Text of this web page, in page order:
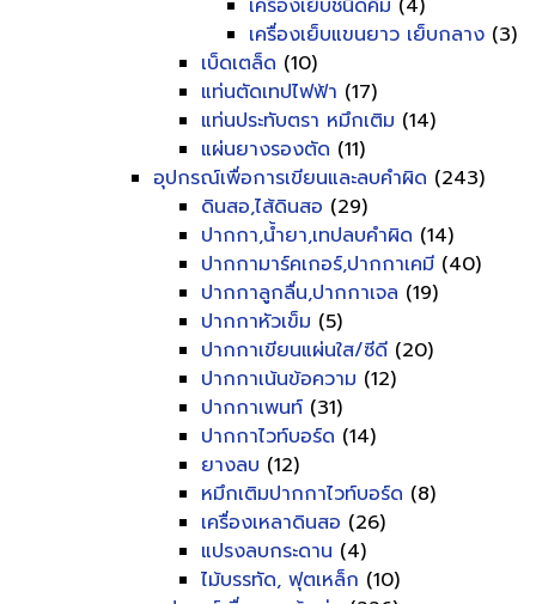
เครื่องเย็บชนิดคีม (4)
เครื่องเย็บแขนยาว เย็บกลาง (3)
เบ็ดเตล็ด (10)
แท่นตัดเทปไฟฟ้า (17)
แท่นประทับตรา หมึกเติม (14)
แผ่นยางรองตัด (11)
อุปกรณ์เพื่อการเขียนและลบคำผิด (243)
ดินสอ,ไส้ดินสอ (29)
ปากกา,น้ำยา,เทปลบคำผิด (14)
ปากกามาร์คเกอร์,ปากกาเคมี (40)
ปากกาลูกลื่น,ปากกาเจล (19)
ปากกาหัวเข็ม (5)
ปากกาเขียนแผ่นใส/ซีดี (20)
ปากกาเน้นข้อความ (12)
ปากกาเพนท์ (31)
ปากกาไวท์บอร์ด (14)
ยางลบ (12)
หมึกเติมปากกาไวท์บอร์ด (8)
เครื่องเหลาดินสอ (26)
แปรงลบกระดาน (4)
ไม้บรรทัด, ฟุตเหล็ก (10)